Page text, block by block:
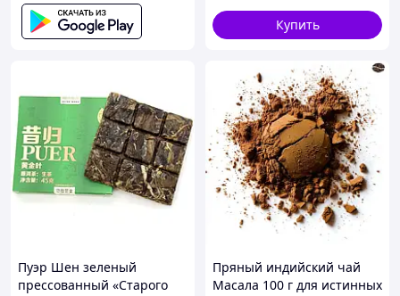
Купить
Пуэр Шен зеленый
прессованный «Старого
Пряный индийский чай
Масала 100 г для истинных